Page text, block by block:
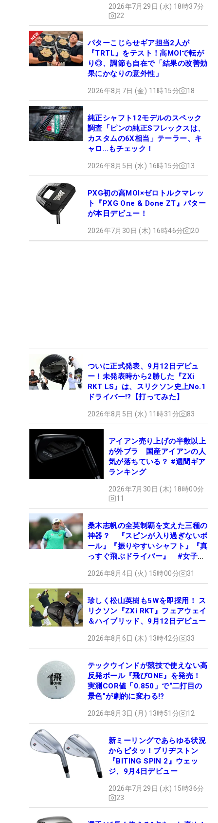
2026年7月29日 (水) 18時37分
22
パターこじらせギア担当2人が
『TRTL』をテスト！高MOIで転が
り◎、調節も自在で「結果の改善効
果にかなりの意外性」
2026年8月7日 (金) 11時15分 18
純正シャフト12モデルのスペック
調査「ピンの純正Sフレックスは、
カスタムの6X相当」テーラー、キ
ャロ…もチェック！
2026年8月5日 (水) 16時15分 13
PXG初の高MOI×ゼロトルクマレッ
ト『PXG One & Done ZT』パター
が本日デビュー！
2026年7月30日 (木) 16時46分 20
ついに正式発表、9月12日デビュ
ー！未発表時から2勝した『ZXi
RKT LS』は、スリクソン史上No.1
ドライバー!?【打ってみた】
2026年8月5日 (水) 11時31分 83
アイアン売り上げの半数以上
が外ブラ 国産アイアンの人
気が落ちている？ #週間ギア
ランキング
2026年7月30日 (木) 18時00分
11
桑木志帆の全英制覇を支えた三種の
神器？ 『スピンが入り過ぎないボ
ール』『振りやすいシャフト』『真
っすぐ飛ぶドライバー』 #女子プ
2026年8月4日 (火) 15時00分 31
珍しく松山英樹も5Wを即採用！ ス
リクソン『ZXi RKT』フェアウェイ
＆ハイブリッド、9月12日デビュー
2026年8月6日 (木) 13時42分 33
テックウインドが競技で使えない高
反発ボール『飛びONE』を発売！
実測COR値「0.850」で“二打目の
景色”が劇的に変わる!?
2026年8月3日 (月) 13時51分 12
新ミーリングであらゆる状況
からピタッ！ブリヂストン
『BITING SPIN 2』ウェッ
ジ、9月4日デビュー
2026年7月29日 (水) 15時36分
23